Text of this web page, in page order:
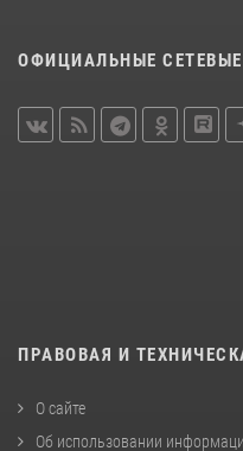
ОФИЦИАЛЬНЫЕ
ПРАВОВАЯ И
О сайте
Об использовании